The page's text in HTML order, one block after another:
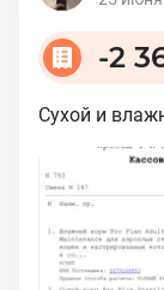
-2
Сухой и